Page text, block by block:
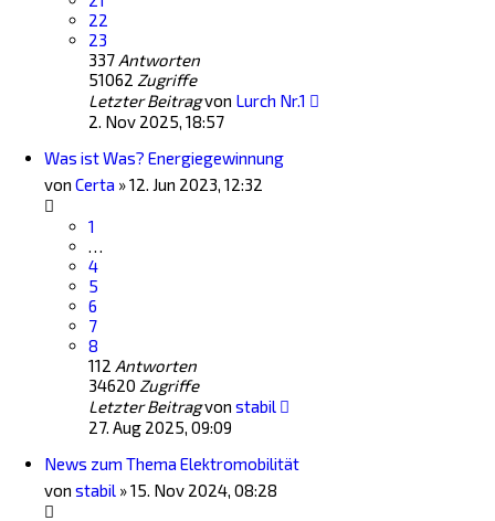
22
23
337 Antworten
51062 Zugriffe
Letzter Beitragvon Lurch Nr.1
2. Nov 2025, 18:57
Was ist Was? Energiegewinnung
von Certa »12. Jun 2023, 12:32
1
…
4
5
6
7
8
112 Antworten
34620 Zugriffe
Letzter Beitragvon stabil
27. Aug 2025, 09:09
News zum Thema Elektromobilität
von stabil »15. Nov 2024, 08:28